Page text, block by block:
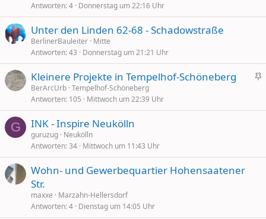
Antworten 4 Donnerstag um 22:16 Uhr
Unter den Linden 62-68 - Schadowstraße
BerlinerBauleiter Mitte
Antworten 43 Donnerstag um 21:21 Uhr
h
Kleinere Projekte in Tempelhof-Schöneberg
BerArcUrb Tempelhof-Schöneberg
Antworten 105 Mittwoch um 22:39 Uhr
G INK - Inspire Neukölln
guruzug Neukölln
Antworten 34 Mittwoch um 11:43 Uhr
Wohn- und Gewerbequartier Hohensaatener
Str.
maxxe
Marzahn-Hellersdorf
Antworten 4 Dienstag um 14:05 Uhr